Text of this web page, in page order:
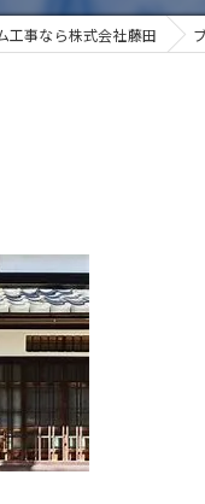
工事なら株式会社藤田